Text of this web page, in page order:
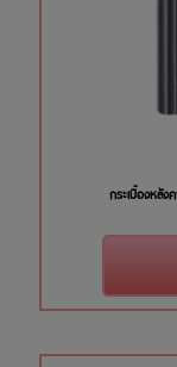
กระเบื้องหลั